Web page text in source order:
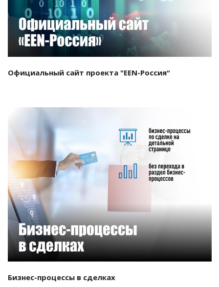
Официальный сайт проекта "EEN-Россия"
Бизнес-процессы в сделках